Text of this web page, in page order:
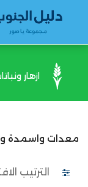
ازهار
معدات واسمدة